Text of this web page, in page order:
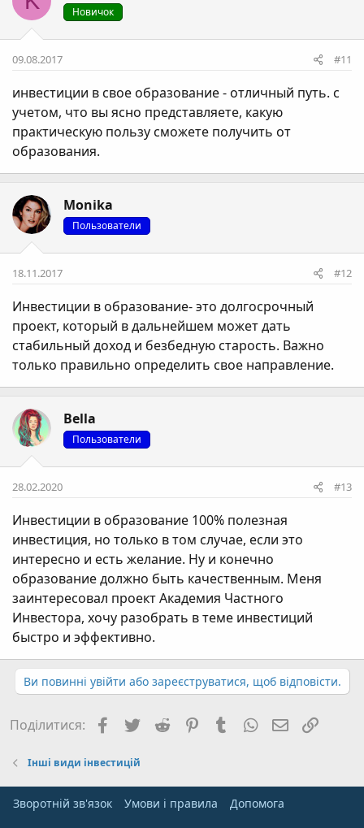
Новичок
09.08.2017 #11
инвестиции в свое образование - отличный путь. с
учетом, что вы ясно представляете, какую
практическую пользу сможете получить от
образования.
Monika
Пользователи
18.11.2017 #12
Инвестиции в образование- это долгосрочный
проект, который в дальнейшем может дать
стабильный доход и безбедную старость. Важно
только правильно определить свое направление.
Bella
Пользователи
28.02.2020 #13
Инвестиции в образование 100% полезная
инвестиция, но только в том случае, если это
интересно и есть желание. Ну и конечно
образование должно быть качественным. Меня
заинтересовал проект Академия Частного
Инвестора, хочу разобрать в теме инвестиций
быстро и эффективно.
Ви повинні увійти або зареєструватися, щоб відповісти.
Поділитися: Facebook
TwitterReddit PinterestTumblrWhatsApp
E-mail
Інші види інвестицій
Зворотній зв'язок Умови і правила Дoпoмoга